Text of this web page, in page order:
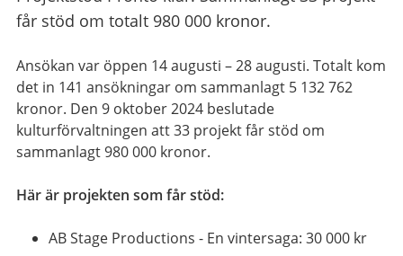
får stöd om totalt 980 000 kronor.
Ansökan var öppen 14 augusti – 28 augusti. Totalt kom
det in 141 ansökningar om sammanlagt 5 132 762
kronor. Den 9 oktober 2024 beslutade
kulturförvaltningen att 33 projekt får stöd om
sammanlagt 980 000 kronor.
Här är projekten som får stöd:
AB Stage Productions - En vintersaga: 30 000 kr